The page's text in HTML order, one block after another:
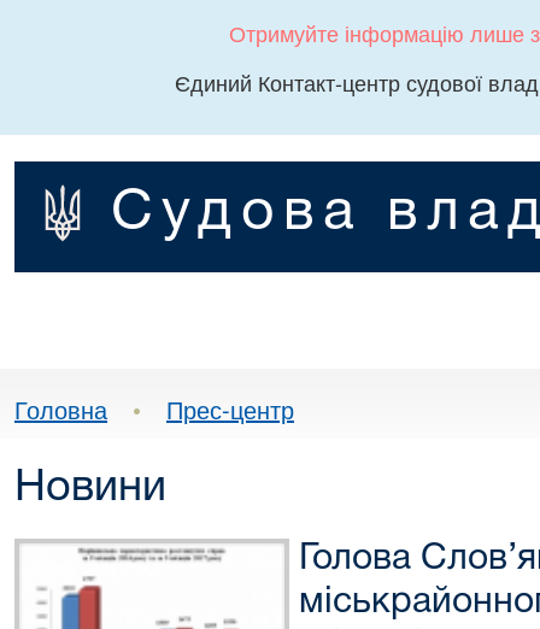
Отримуйте інформацію лише
Єдиний Контакт-центр судової
Судова
Головна • Прес-центр
Новини
Голова